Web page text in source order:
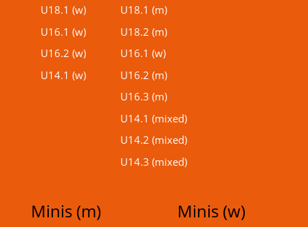
U18.1 (w)
U16.1 (w)
U16.2 (w)
U14.1 (w)
U18.1 (m)
U18.2 (m)
U16.1 (w)
U16.2 (m)
U16.3 (m)
U14.1 (mixed)
U14.2 (mixed)
U14.3 (mixed)
Minis (m) Minis (w)